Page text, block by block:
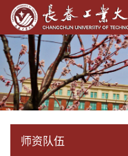
师资队伍